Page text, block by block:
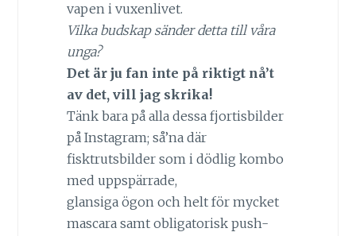
vapen i vuxenlivet.
Vilka budskap sänder detta till våra
unga?
Det är ju fan inte på riktigt nå’t
av det, vill jag skrika!
Tänk bara på alla dessa fjortisbilder
på Instagram; så’na där
fisktrutsbilder som i dödlig kombo
med uppspärrade,
glansiga ögon och helt för mycket
mascara samt obligatorisk push-